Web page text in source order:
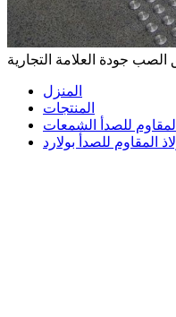
الصب جودة العلامة التجارية
المنزل
المنتجات
المقاوم للصدأ الشمعات
المقاوم للصدأ بولارد